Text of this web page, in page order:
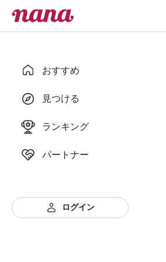
おすすめ
見つける
ランキング
パートナー
ログイン